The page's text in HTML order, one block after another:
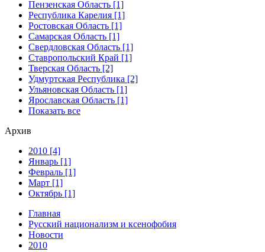
Пензенская Область [1]
Республика Карелия [1]
Ростовская Область [1]
Самарская Область [1]
Свердловская Область [1]
Ставропольский Край [1]
Тверская Область [2]
Удмуртская Республика [2]
Ульяновская Область [1]
Ярославская Область [1]
Показать все
Архив
2010 [4]
Январь [1]
Февраль [1]
Март [1]
Октябрь [1]
Главная
Русский национализм и ксенофобия
Новости
2010